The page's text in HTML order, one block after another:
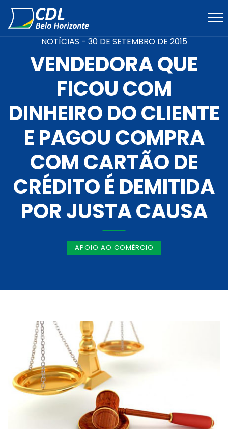
NOTÍCIAS - 30 DE SETEMBRO DE 2015
VENDEDORA QUE
FICOU COM
DINHEIRO DO CLIENTE
E PAGOU COMPRA
COM CARTÃO DE
CRÉDITO É DEMITIDA
POR JUSTA CAUSA
APOIO AO COMÉRCIO